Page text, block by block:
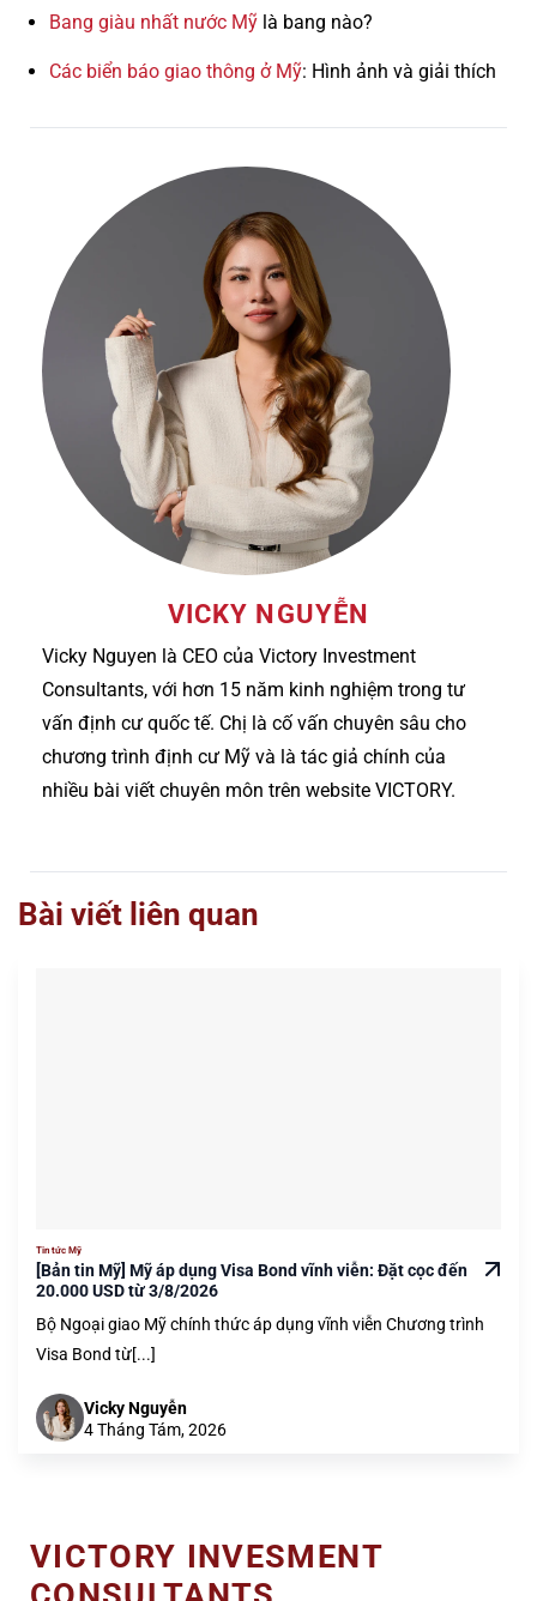
Bang giàu nhất nước Mỹlà bang nào?
Các biển báo giao thông ở Mỹ: Hình ảnh và giải thích
VICKY NGUYỄN
Vicky Nguyen là CEO của Victory Investment
Consultants, với hơn 15 năm kinh nghiệm trong tư
vấn định cư quốc tế. Chị là cố vấn chuyên sâu cho
chương trình định cư Mỹ và là tác giả chính của
nhiều bài viết chuyên môn trên website VICTORY.
Bài viết liên quan
Tin tức Mỹ
[Bản tin Mỹ] Mỹ áp dụng Visa Bond vĩnh viễn: Đặt cọc đến
20.000 USD từ 3/8/2026
Bộ Ngoại giao Mỹ chính thức áp dụng vĩnh viễn Chương trình
Visa Bond từ[...]
Vicky Nguyễn
4 Tháng Tám, 2026
VICTORY INVESMENT